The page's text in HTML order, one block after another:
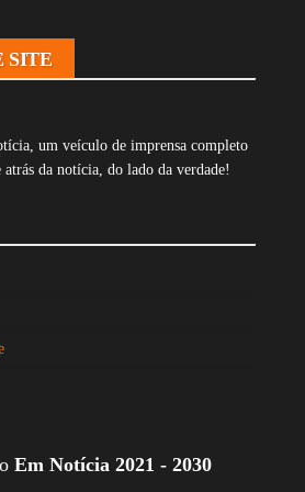
SITE
um veículo de imprensa completo
da notícia, do lado da verdade!
Em Notícia 2021 - 2030